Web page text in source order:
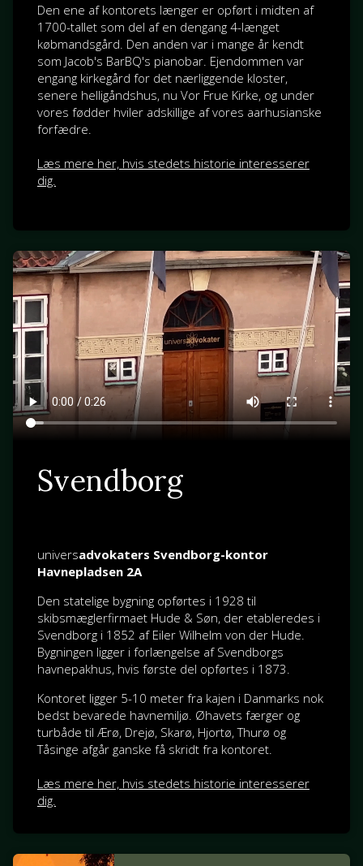
Den ene af kontorets længer er opført i midten af
1700-tallet som del af en dengang 4-længet
købmandsgård. Den anden var i mange år kendt
som Jacob's BarBQ's pianobar. Ejendommen var
engang kirkegård for det nærliggende kloster,
senere helligåndshus, nu Vor Frue Kirke, og under
vores fødder hviler adskillige af vores aarhusianske
forfædre.
Læs mere her, hvis stedets historie interesserer
dig.
Svendborg
universadvokaters Svendborg-kontor
Havnepladsen 2A
Den statelige bygning opførtes i 1928 til
skibsmæglerfirmaet Hude & Søn, der etableredes i
Svendborg i 1852 af Eiler Wilhelm von der Hude.
Bygningen ligger i forlængelse af Svendborgs
havnepakhus, hvis første del opførtes i 1873.
Kontoret ligger 5-10 meter fra kajen i Danmarks nok
bedst bevarede havnemiljø. Øhavets færger og
turbåde til Ærø, Drejø, Skarø, Hjortø, Thurø og
Tåsinge afgår ganske få skridt fra kontoret.
Læs mere her, hvis stedets historie interesserer
dig.